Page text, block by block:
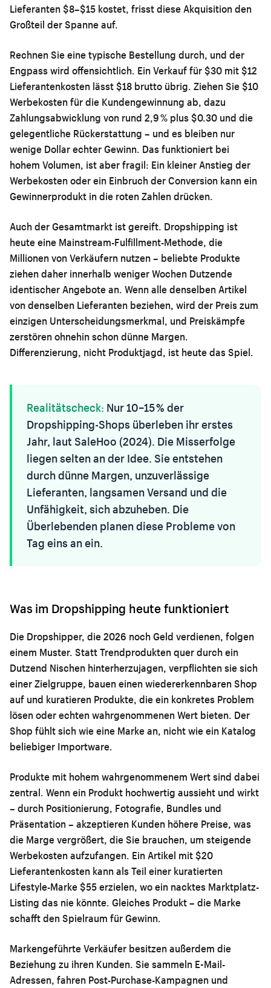
Lieferanten $8–$15 kostet, frisst diese Akquisition den
Großteil der Spanne auf.
Rechnen Sie eine typische Bestellung durch, und der
Engpass wird offensichtlich. Ein Verkauf für $30 mit $12
Lieferantenkosten lässt $18 brutto übrig. Ziehen Sie $10
Werbekosten für die Kundengewinnung ab, dazu
Zahlungsabwicklung von rund 2,9 % plus $0.30 und die
gelegentliche Rückerstattung – und es bleiben nur
wenige Dollar echter Gewinn. Das funktioniert bei
hohem Volumen, ist aber fragil: Ein kleiner Anstieg der
Werbekosten oder ein Einbruch der Conversion kann ein
Gewinnerprodukt in die roten Zahlen drücken.
Auch der Gesamtmarkt ist gereift. Dropshipping ist
heute eine Mainstream-Fulfillment-Methode, die
Millionen von Verkäufern nutzen – beliebte Produkte
ziehen daher innerhalb weniger Wochen Dutzende
identischer Angebote an. Wenn alle denselben Artikel
von denselben Lieferanten beziehen, wird der Preis zum
einzigen Unterscheidungsmerkmal, und Preiskämpfe
zerstören ohnehin schon dünne Margen.
Differenzierung, nicht Produktjagd, ist heute das Spiel.
Realitätscheck: Nur 10–15 % der
Dropshipping-Shops überleben ihr erstes
Jahr, laut SaleHoo (2024). Die Misserfolge
liegen selten an der Idee. Sie entstehen
durch dünne Margen, unzuverlässige
Lieferanten, langsamen Versand und die
Unfähigkeit, sich abzuheben. Die
Überlebenden planen diese Probleme von
Tag eins an ein.
Was im Dropshipping heute funktioniert
Die Dropshipper, die 2026 noch Geld verdienen, folgen
einem Muster. Statt Trendprodukten quer durch ein
Dutzend Nischen hinterherzujagen, verpflichten sie sich
einer Zielgruppe, bauen einen wiedererkennbaren Shop
auf und kuratieren Produkte, die ein konkretes Problem
lösen oder echten wahrgenommenen Wert bieten. Der
Shop fühlt sich wie eine Marke an, nicht wie ein Katalog
beliebiger Importware.
Produkte mit hohem wahrgenommenem Wert sind dabei
zentral. Wenn ein Produkt hochwertig aussieht und wirkt
– durch Positionierung, Fotografie, Bundles und
Präsentation – akzeptieren Kunden höhere Preise, was
die Marge vergrößert, die Sie brauchen, um steigende
Werbekosten aufzufangen. Ein Artikel mit $20
Lieferantenkosten kann als Teil einer kuratierten
Lifestyle-Marke $55 erzielen, wo ein nacktes Marktplatz-
Listing das nie könnte. Gleiches Produkt – die Marke
schafft den Spielraum für Gewinn.
Markengeführte Verkäufer besitzen außerdem die
Beziehung zu ihren Kunden. Sie sammeln E-Mail-
Adressen, fahren Post-Purchase-Kampagnen und